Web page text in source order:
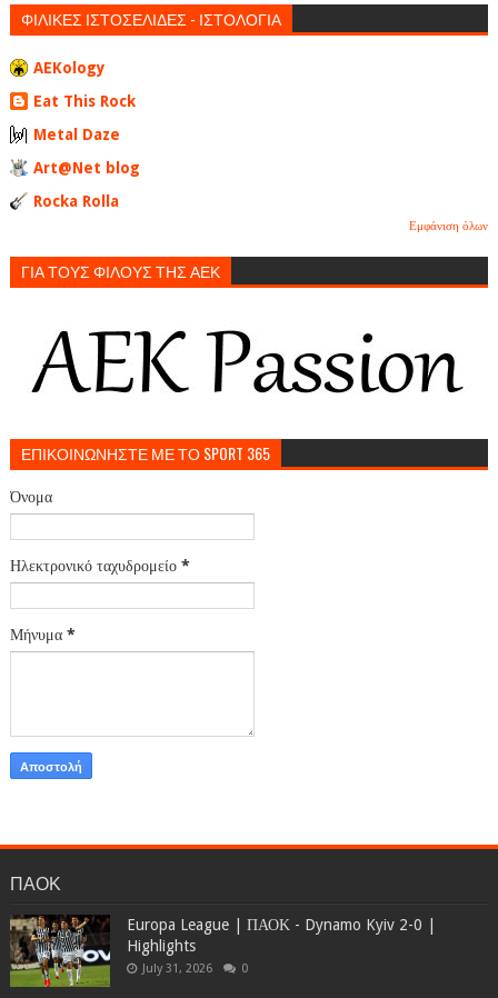
ΦΙΛΙΚΕΣ ΙΣΤΟΣΕΛΙΔΕΣ - ΙΣΤΟΛΟΓΙΑ
AEKology
Eat This Rock
Metal Daze
Art@Net blog
Rocka Rolla
Εμφάνιση όλων
ΓΙΑ ΤΟΥΣ ΦΙΛΟΥΣ ΤΗΣ ΑΕΚ
ΕΠΙΚΟΙΝΩΝΗΣΤΕ ΜΕ ΤΟ SPORT 365
Όνομα
Ηλεκτρονικό ταχυδρομείο *
Μήνυμα *
ΠΑΟΚ
Europa League | ΠΑΟΚ - Dynamo Kyiv 2-0 |
Highlights
July 31, 2026 0